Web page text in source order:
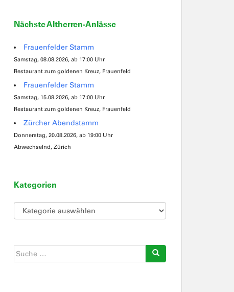
Nächste Altherren-Anlässe
Frauenfelder Stamm
Samstag, 08.08.2026, ab 17:00 Uhr
Restaurant zum goldenen Kreuz, Frauenfeld
Frauenfelder Stamm
Samstag, 15.08.2026, ab 17:00 Uhr
Restaurant zum goldenen Kreuz, Frauenfeld
Zürcher Abendstamm
Donnerstag, 20.08.2026, ab 19:00 Uhr
Abwechselnd, Zürich
Kategorien
Kategorien
Suche